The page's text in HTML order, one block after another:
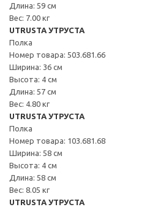
Длина: 59 см
Вес: 7.00 кг
UTRUSTA УТРУСТА
Полка
Номер товара: 503.681.66
Ширина: 36 см
Высота: 4 см
Длина: 57 см
Вес: 4.80 кг
UTRUSTA УТРУСТА
Полка
Номер товара: 103.681.68
Ширина: 58 см
Высота: 4 см
Длина: 58 см
Вес: 8.05 кг
UTRUSTA УТРУСТА